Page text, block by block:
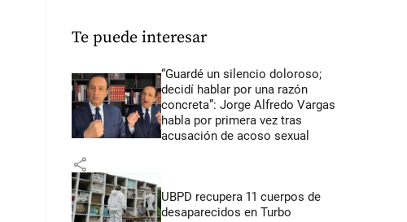
Te puede interesar
“Guardé un silencio doloroso;
decidí hablar por una razón
concreta”: Jorge Alfredo Vargas
habla por primera vez tras
acusación de acoso sexual
share
UBPD recupera 11 cuerpos de
desaparecidos en Turbo